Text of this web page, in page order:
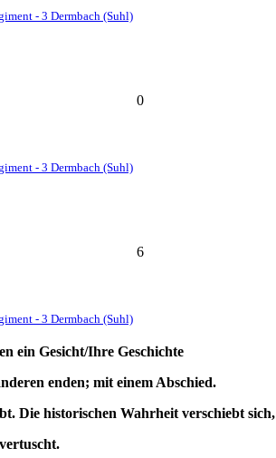
- 3 Dermbach (Suhl)
- 3 Dermbach (Suhl)
0
- 3 Dermbach (Suhl)
6
ein Gesicht/Ihre Geschichte
enden; mit einem Abschied.
Die historischen Wahrheit verschiebt sich,